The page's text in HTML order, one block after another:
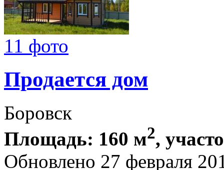
11 фото
Продается дом
Боровск
Площадь: 160 м2,
Обновлено 27 февраля